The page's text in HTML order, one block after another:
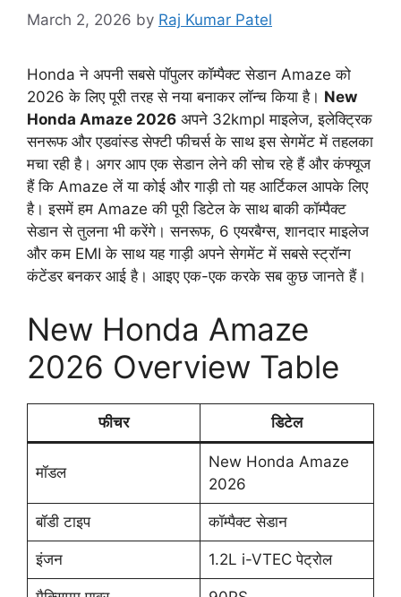
March 2, 2026 by Raj Kumar Patel
Honda ने अपनी सबसे पॉपुलर कॉम्पैक्ट सेडान Amaze को
2026 के लिए पूरी तरह से नया बनाकर लॉन्च किया है। New
Honda Amaze 2026 अपने 32kmpl माइलेज, इलेक्ट्रिक
सनरूफ और एडवांस्ड सेफ्टी फीचर्स के साथ इस सेगमेंट में तहलका
मचा रही है। अगर आप एक सेडान लेने की सोच रहे हैं और कंफ्यूज
हैं कि Amaze लें या कोई और गाड़ी तो यह आर्टिकल आपके लिए
है। इसमें हम Amaze की पूरी डिटेल के साथ बाकी कॉम्पैक्ट
सेडान से तुलना भी करेंगे। सनरूफ, 6 एयरबैग्स, शानदार माइलेज
और कम EMI के साथ यह गाड़ी अपने सेगमेंट में सबसे स्ट्रॉन्ग
कंटेंडर बनकर आई है। आइए एक-एक करके सब कुछ जानते हैं।
New Honda Amaze
2026 Overview Table
फीचर डिटेल
मॉडल
New Honda Amaze
2026
बॉडी टाइप कॉम्पैक्ट सेडान
इंजन 1.2L i-VTEC पेट्रोल